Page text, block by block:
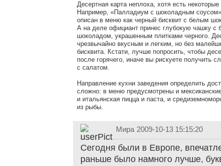
Десертная карта неплоха, хотя есть некоторые
Например, «Палладиум с шоколадным соусом»
описан в меню как черный бисквит с белым
А на деле официант принес глубокую чашку с
шоколадом, украшенным плитками черного.
чрезвычайно вкусным и легким, но без
бисквита. Кстати, лучше попросить, чтобы
после горячего, иначе вы рискуете получить
с салатом.
Направление кухни заведения определить
сложно: в меню предусмотрены и
и итальянская пицца и паста, и
из рыбы.
Мира 2009-10-13 15:15:20
Сегодня были в Европе,
раньше было намного лучше,